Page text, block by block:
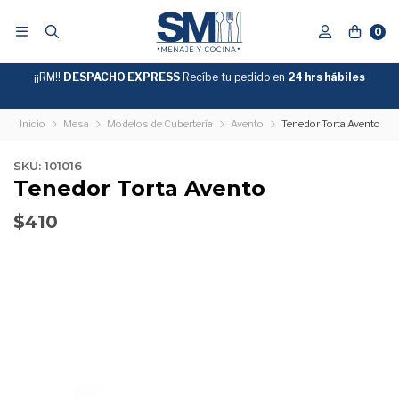
0
GRATIS
SOBRE
¡¡RM!! DESPACHO EXPRESS Recíbe tu pedido en 24 hrs hábiles
Inicio Mesa Modelos de Cubertería Avento Tenedor Torta Avento
SKU: 101016
Tenedor Torta Avento
$410